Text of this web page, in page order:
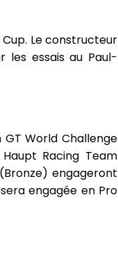
Le constructeur
les essais au Paul-
World Challenge
Racing Team
engageront
engagée en Pro